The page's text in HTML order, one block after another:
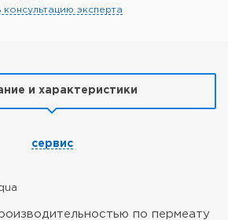
консультацию эксперта
и характеристики
сервис
по пермеату